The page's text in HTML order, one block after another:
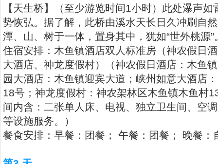
【天生桥】（至少游览时间1小时）此处瀑声
势恢弘。据了解，此桥由溪水天长日久冲刷自
潭、山、树于一体，置身其中，犹如“世外桃源”
住宿安排：木鱼镇酒店双人标准房（神农假日
大酒店、神龙度假村）（神农假日酒店：木鱼
园大酒店：木鱼镇迎宾大道；峡州如意大酒店
18号；神龙度假村：神农架林区木鱼镇木鱼村
间内含：二张单人床、电视、独立卫生间、空
等设施服务。）
餐食安排：早餐：团餐； 午餐：团餐； 晚餐：